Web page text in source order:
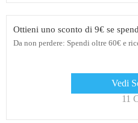
Ottieni uno sconto di 9€ se
Da non perdere: Spendi oltre 60€ e
Vedi
11